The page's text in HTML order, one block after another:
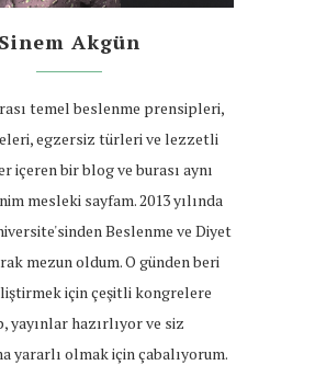
Sinem Akgün
temel beslenme prensipleri,
egzersiz türleri ve lezzetli
içeren bir blog ve burası aynı
mesleki sayfam. 2013 yılında
Beslenme ve Diyet
mezun oldum. O günden beri
için çeşitli kongrelere
yayınlar hazırlıyor ve siz
yararlı olmak için çabalıyorum.